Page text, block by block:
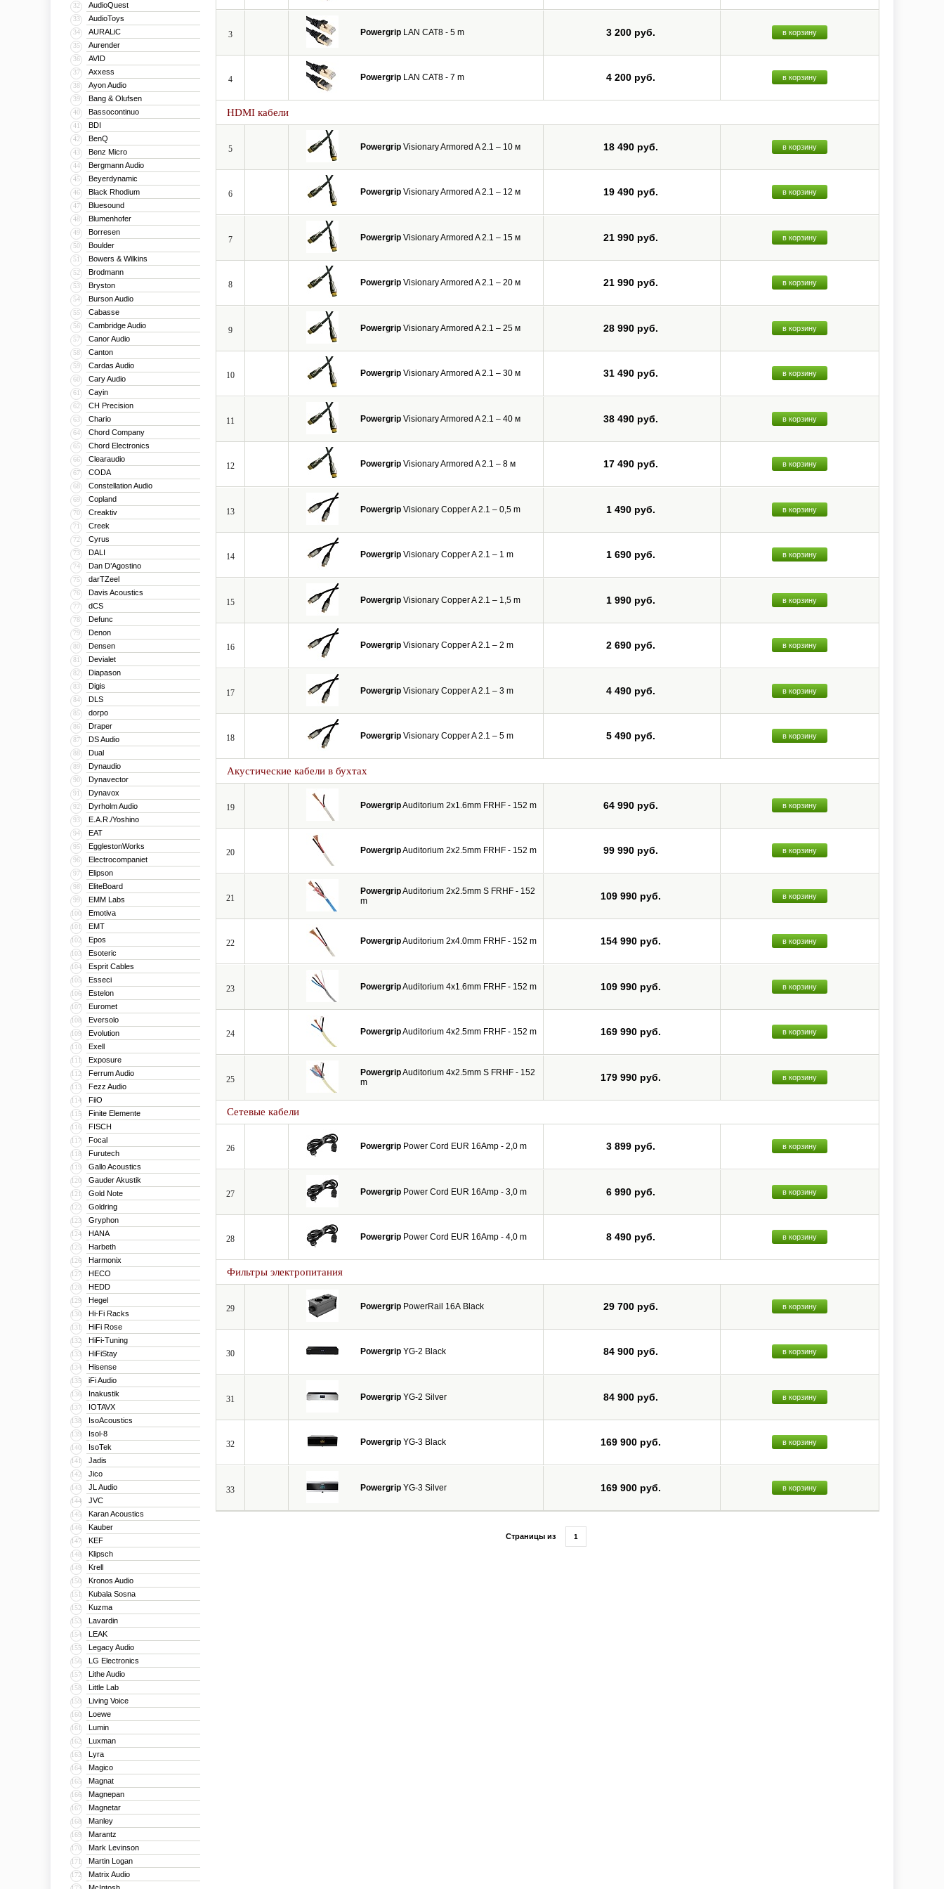
32 AudioQuest
33 AudioToys
34 AURALiC
35 Aurender
36 AVID
37 Axxess
38 Ayon Audio
39 Bang & Olufsen
40 Bassocontinuo
41 BDI
42 BenQ
43 Benz Micro
44 Bergmann Audio
45 Beyerdynamic
46 Black Rhodium
47 Bluesound
48 Blumenhofer
49 Borresen
50 Boulder
51 Bowers & Wilkins
52 Brodmann
53 Bryston
54 Burson Audio
55 Cabasse
56 Cambridge Audio
57 Canor Audio
58 Canton
59 Cardas Audio
60 Cary Audio
61 Cayin
62 CH Precision
63 Chario
64 Chord Company
65 Chord Electronics
66 Clearaudio
67 CODA
68 Constellation Audio
69 Copland
70 Creaktiv
71 Creek
72 Cyrus
73 DALI
74 Dan D’Agostino
75 darTZeel
76 Davis Acoustics
77 dCS
78 Defunc
79 Denon
80 Densen
81 Devialet
82 Diapason
83 Digis
84 DLS
85 dorpo
86 Draper
87 DS Audio
88 Dual
89 Dynaudio
90 Dynavector
91 Dynavox
92 Dyrholm Audio
93 E.A.R./Yoshino
94 EAT
95 EgglestonWorks
96 Electrocompaniet
97 Elipson
98 EliteBoard
99 EMM Labs
100 Emotiva
101 EMT
102 Epos
103 Esoteric
104 Esprit Cables
105 Esseci
106 Estelon
107 Euromet
108 Eversolo
109 Evolution
110 Exell
111 Exposure
112 Ferrum Audio
113 Fezz Audio
114 FiiO
115 Finite Elemente
116 FISCH
117 Focal
118 Furutech
119 Gallo Acoustics
120 Gauder Akustik
121 Gold Note
122 Goldring
123 Gryphon
124 HANA
125 Harbeth
126 Harmonix
127 HECO
128 HEDD
129 Hegel
130 Hi-Fi Racks
131 HiFi Rose
132 HiFi-Tuning
133 HiFiStay
134 Hisense
135 iFi Audio
136 Inakustik
137 IOTAVX
138 IsoAcoustics
139 Isol-8
140 IsoTek
141 Jadis
142 Jico
143 JL Audio
144 JVC
145 Karan Acoustics
146 Kauber
147 KEF
148 Klipsch
149 Krell
150 Kronos Audio
151 Kubala Sosna
152 Kuzma
153 Lavardin
154 LEAK
155 Legacy Audio
156 LG Electronics
157 Lithe Audio
158 Little Lab
159 Living Voice
160 Loewe
161 Lumin
162 Luxman
163 Lyra
164 Magico
165 Magnat
166 Magnepan
167 Magnetar
168 Manley
169 Marantz
170 Mark Levinson
171 Martin Logan
172 Matrix Audio
3 Powergrip LAN CAT8 - 5 m 3 200 руб. в корзину
4 Powergrip LAN CAT8 - 7 m 4 200 руб. в корзину
HDMI кабели
5 Powergrip Visionary Armored A 2.1 – 10 м 18 490 руб. в корзину
6 Powergrip Visionary Armored A 2.1 – 12 м 19 490 руб. в корзину
7 Powergrip Visionary Armored A 2.1 – 15 м 21 990 руб. в корзину
8 Powergrip Visionary Armored A 2.1 – 20 м 21 990 руб. в корзину
9 Powergrip Visionary Armored A 2.1 – 25 м 28 990 руб. в корзину
10 Powergrip Visionary Armored A 2.1 – 30 м 31 490 руб. в корзину
11 Powergrip Visionary Armored A 2.1 – 40 м 38 490 руб. в корзину
12 Powergrip Visionary Armored A 2.1 – 8 м 17 490 руб. в корзину
13 Powergrip Visionary Copper A 2.1 – 0,5 m 1 490 руб. в корзину
14 Powergrip Visionary Copper A 2.1 – 1 m 1 690 руб. в корзину
15 Powergrip Visionary Copper A 2.1 – 1,5 m 1 990 руб. в корзину
16 Powergrip Visionary Copper A 2.1 – 2 m 2 690 руб. в корзину
17 Powergrip Visionary Copper A 2.1 – 3 m 4 490 руб. в корзину
18 Powergrip Visionary Copper A 2.1 – 5 m 5 490 руб. в корзину
Акустические кабели в бухтах
19 PowergripAuditorium 2x1.6mm FRHF - 152 m 64 990 руб. в корзину
20 PowergripAuditorium 2x2.5mm FRHF - 152 m 99 990 руб. в корзину
21
PowergripAuditorium 2x2.5mm S FRHF - 152
m
109 990 руб. в корзину
22 PowergripAuditorium 2x4.0mm FRHF - 152 m 154 990 руб. в корзину
23 PowergripAuditorium 4x1.6mm FRHF - 152 m 109 990 руб. в корзину
24 PowergripAuditorium 4x2.5mm FRHF - 152 m 169 990 руб. в корзину
25
PowergripAuditorium 4x2.5mm S FRHF - 152
m
179 990 руб. в корзину
Сетевые кабели
26 Powergrip Power Cord EUR 16Amp - 2,0 m 3 899 руб. в корзину
27 Powergrip Power Cord EUR 16Amp - 3,0 m 6 990 руб. в корзину
28 Powergrip Power Cord EUR 16Amp - 4,0 m 8 490 руб. в корзину
Фильтры электропитания
29 Powergrip PowerRail 16А Black 29 700 руб. в корзину
30 Powergrip YG-2 Black 84 900 руб. в корзину
31 Powergrip YG-2 Silver 84 900 руб. в корзину
32 Powergrip YG-3 Black 169 900 руб. в корзину
33 Powergrip YG-3 Silver 169 900 руб. в корзину
Страницы из 1